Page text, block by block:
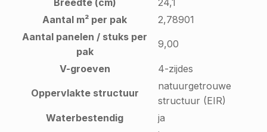
Breedte (cm)
24,1
Aantal m² per pak
2,78901
Aantal panelen / stuks per
pak
9,00
V-groeven 4-zijdes
Oppervlakte structuur
natuurgetrouwe
structuur (EIR)
Waterbestendig
ja